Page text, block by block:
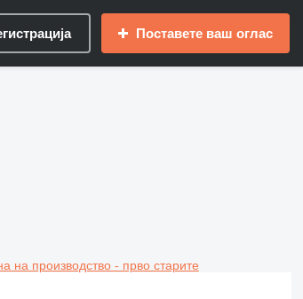
Поставете ваш оглас
на производство - прво старите